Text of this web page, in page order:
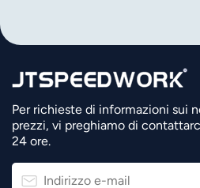
Per richieste di informazioni sui
prezzi, vi preghiamo di
24 ore.